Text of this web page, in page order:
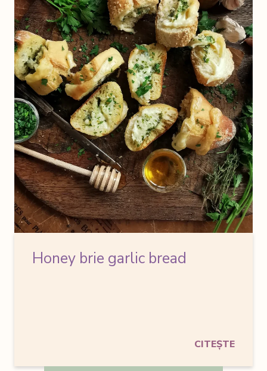
Honey brie garlic bread
CITEȘTE